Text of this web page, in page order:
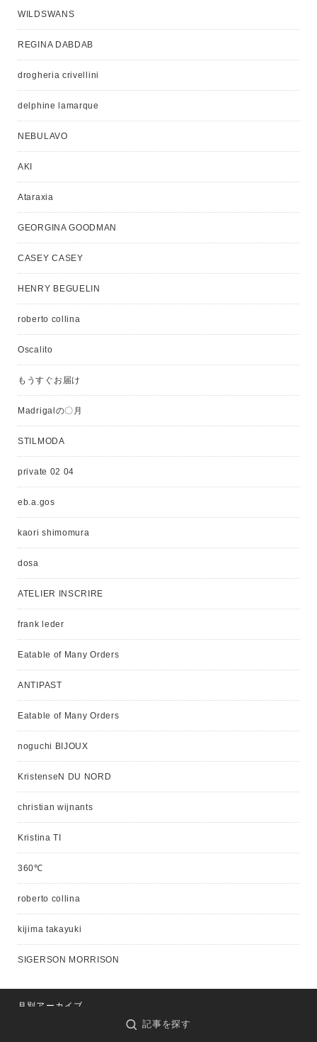
WILDSWANS
REGINA DABDAB
drogheria crivellini
delphine lamarque
NEBULAVO
AKI
Ataraxia
GEORGINA GOODMAN
CASEY CASEY
HENRY BEGUELIN
roberto collina
Oscalito
もうすぐお届け
Madrigalの〇月
STILMODA
private 02 04
eb.a.gos
kaori shimomura
dosa
ATELIER INSCRIRE
frank leder
Eatable of Many Orders
ANTIPAST
Eatable of Many Orders
noguchi BIJOUX
KristenseN DU NORD
christian wijnants
Kristina TI
360℃
roberto collina
kijima takayuki
SIGERSON MORRISON
月別アーカイブ
記事を探す